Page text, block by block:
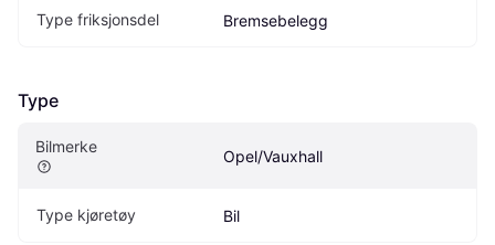
Type friksjonsdel Bremsebelegg
Type
Bilmerke
Opel/Vauxhall
Type kjøretøy Bil